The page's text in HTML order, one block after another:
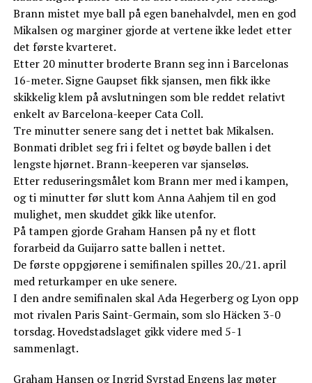
Brann mistet mye ball på egen banehalvdel, men en god
Mikalsen og marginer gjorde at vertene ikke ledet etter
det første kvarteret.
Etter 20 minutter broderte Brann seg inn i Barcelonas
16-meter. Signe Gaupset fikk sjansen, men fikk ikke
skikkelig klem på avslutningen som ble reddet relativt
enkelt av Barcelona-keeper Cata Coll.
Tre minutter senere sang det i nettet bak Mikalsen.
Bonmati driblet seg fri i feltet og bøyde ballen i det
lengste hjørnet. Brann-keeperen var sjanseløs.
Etter reduseringsmålet kom Brann mer med i kampen,
og ti minutter før slutt kom Anna Aahjem til en god
mulighet, men skuddet gikk like utenfor.
På tampen gjorde Graham Hansen på ny et flott
forarbeid da Guijarro satte ballen i nettet.
De første oppgjørene i semifinalen spilles 20./21. april
med returkamper en uke senere.
I den andre semifinalen skal Ada Hegerberg og Lyon opp
mot rivalen Paris Saint-Germain, som slo Häcken 3-0
torsdag. Hovedstadslaget gikk videre med 5-1
sammenlagt.
Graham Hansen og Ingrid Syrstad Engens lag møter